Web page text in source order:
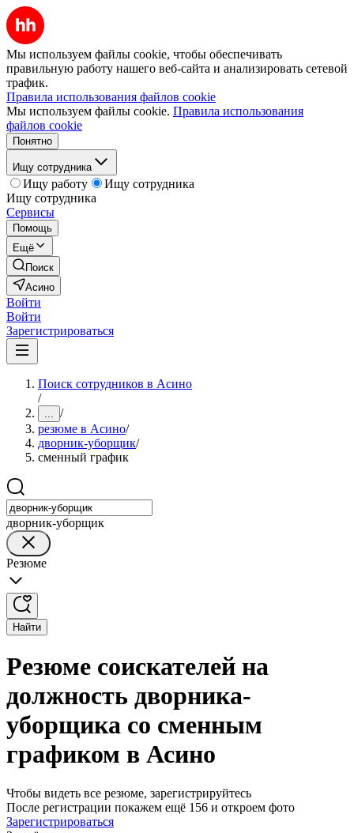
Мы используем файлы cookie, чтобы обеспечивать
правильную работу нашего веб-сайта и анализировать сетевой
трафик.
Правила использования файлов cookie
Мы используем файлы cookie. Правила использования
файлов cookie
Понятно
Ищу сотрудника
Ищу работу
Ищу сотрудника
Ищу сотрудника
Сервисы
Помощь
Ещё
Поиск
Асино
Войти
Войти
Зарегистрироваться
Поиск сотрудников в Асино
/
... /
резюме в Асино/
дворник-уборщик/
сменный график
дворник-уборщик
Резюме
Найти
Резюме соискателей на
должность дворника-
уборщика со сменным
графиком в Асино
Чтобы видеть все резюме, зарегистрируйтесь
После регистрации покажем ещё 156 и откроем фото
Зарегистрироваться